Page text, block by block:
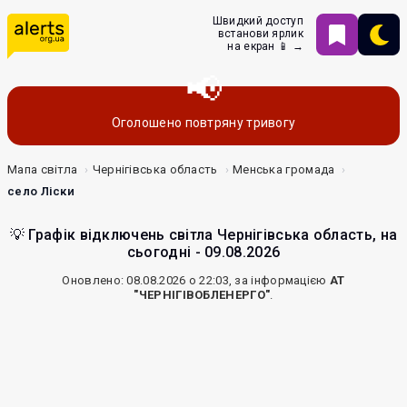
Швидкий доступ
встанови ярлик
на екран 📱 →
Оголошено повтряну тривогу
Мапа світла Чернігівська область
Менська громада
село Ліски
💡 Графік відключень світла Чернігівська область, на
сьогодні - 09.08.2026
Оновлено: 08.08.2026 о 22:03, за інформацією АТ
"ЧЕРНІГІВОБЛЕНЕРГО".